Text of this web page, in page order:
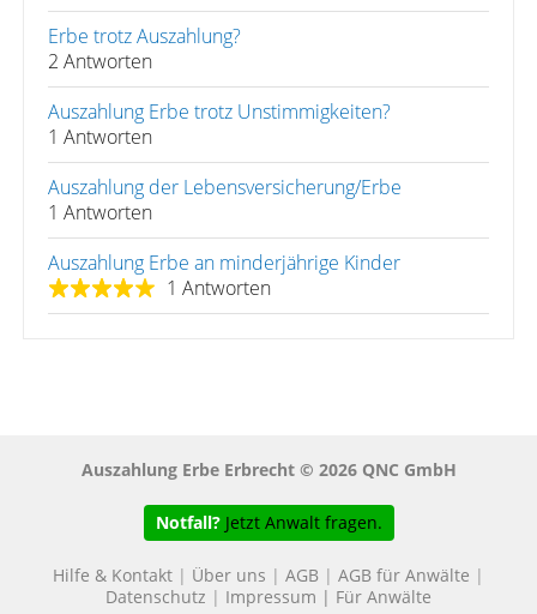
Erbe trotz Auszahlung?
2 Antworten
Auszahlung Erbe trotz Unstimmigkeiten?
1 Antworten
Auszahlung der Lebensversicherung/Erbe
1 Antworten
Auszahlung Erbe an minderjährige Kinder
1 Antworten
Auszahlung Erbe Erbrecht © 2026 QNC GmbH
Notfall? Jetzt Anwalt fragen.
Hilfe & Kontakt | Über uns | AGB | AGB für Anwälte |
Datenschutz | Impressum | Für Anwälte